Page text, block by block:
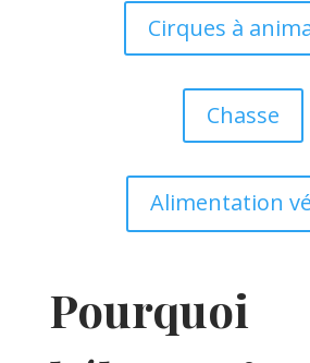
Cirques à
Chasse
Alimentation
Pourquoi